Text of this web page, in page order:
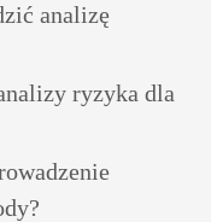
analizę
ryzyka dla